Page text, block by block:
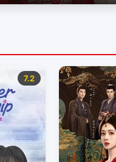
7.2